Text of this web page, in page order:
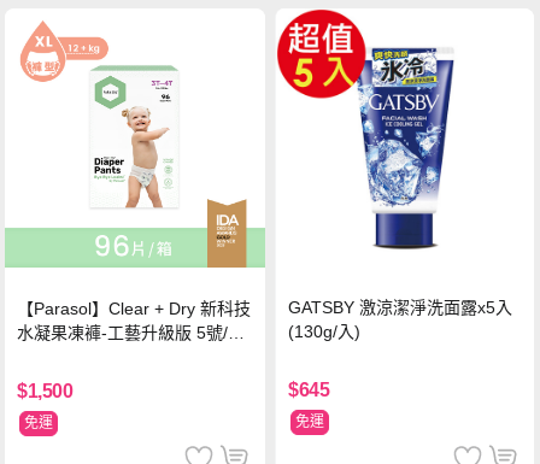
【Parasol】Clear + Dry 新科技
水凝果凍褲-工藝升級版 5號/XL
$1,500
免運
GATSBY 激涼潔淨洗面露x5入
(130g/入)
$645
免運